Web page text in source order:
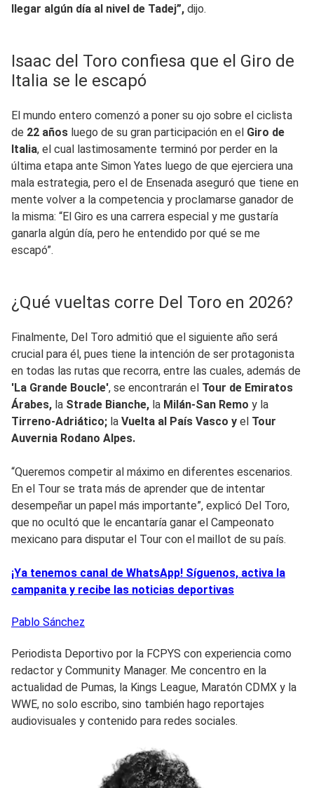
llegar algún día al nivel de Tadej”, dijo.
Isaac del Toro confiesa que el Giro de
Italia se le escapó
El mundo entero comenzó a poner su ojo sobre el ciclista
de 22 años luego de su gran participación en el Giro de
Italia, el cual lastimosamente terminó por perder en la
última etapa ante Simon Yates luego de que ejerciera una
mala estrategia, pero el de Ensenada aseguró que tiene en
mente volver a la competencia y proclamarse ganador de
la misma: “El Giro es una carrera especial y me gustaría
ganarla algún día, pero he entendido por qué se me
escapó”.
¿Qué vueltas corre Del Toro en 2026?
Finalmente, Del Toro admitió que el siguiente año será
crucial para él, pues tiene la intención de ser protagonista
en todas las rutas que recorra, entre las cuales, además de
'La Grande Boucle', se encontrarán el Tour de Emiratos
Árabes, la Strade Bianche, la Milán-San Remo y la
Tirreno-Adriático; la Vuelta al País Vasco y el Tour
Auvernia Rodano Alpes.
“Queremos competir al máximo en diferentes escenarios.
En el Tour se trata más de aprender que de intentar
desempeñar un papel más importante”, explicó Del Toro,
que no ocultó que le encantaría ganar el Campeonato
mexicano para disputar el Tour con el maillot de su país.
¡Ya tenemos canal de WhatsApp! Síguenos, activa la
campanita y recibe las noticias deportivas
Pablo Sánchez
Periodista Deportivo por la FCPYS con experiencia como
redactor y Community Manager. Me concentro en la
actualidad de Pumas, la Kings League, Maratón CDMX y la
WWE, no solo escribo, sino también hago reportajes
audiovisuales y contenido para redes sociales.